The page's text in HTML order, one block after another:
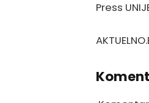
Press